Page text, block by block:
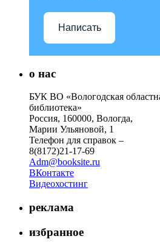
Написать
о нас
БУК ВО «Вологодская
библиотека»
Россия, 160000, Вологда,
Марии Ульяновой, 1
Телефон для справок –
8(8172)21-17-69
Adm@booksite.ru
ВКонтакте
Видеохостинг
реклама
избранное